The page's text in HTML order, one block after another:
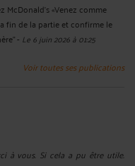
McDonald's «Venez comme
fin de la partie et confirme le
- Le 6 juin 2026 à 01:25
Voir toutes ses publications
à vous. Si cela a pu être utile.